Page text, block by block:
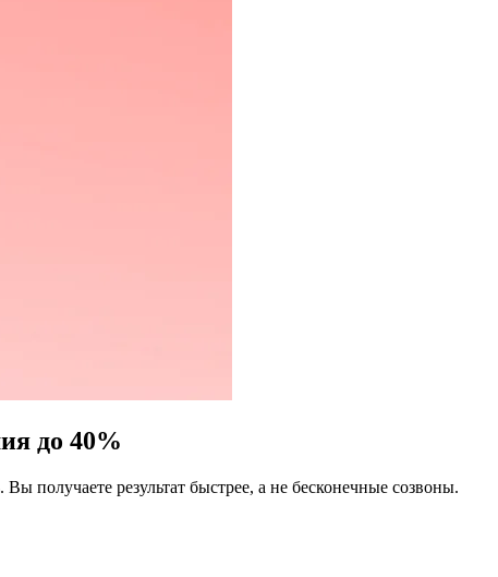
до 40%
получаете результат быстрее, а не бесконечные созвоны.